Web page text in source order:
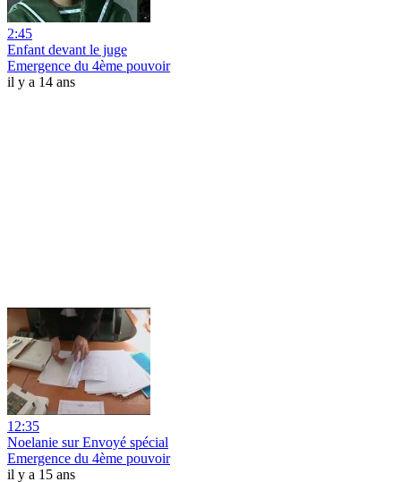
2:45
Enfant devant le juge
Emergence du 4ème pouvoir
il y a 14 ans
12:35
Noelanie sur Envoyé spécial
Emergence du 4ème pouvoir
il y a 15 ans